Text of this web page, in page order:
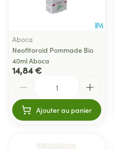
Aboca
Neofitoroid Pommade Bio
40ml Aboca
14,84 €
Ajouter au panier